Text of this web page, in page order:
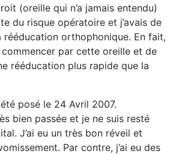
(oreille qui n’a jamais entendu)
du risque opératoire et j’avais de
rééducation orthophonique. En fait,
commencer par cette oreille et de
rééducation plus rapide que la
posé le 24 Avril 2007.
bien passée et je ne suis resté
J’ai eu un très bon réveil et
Par contre, j’ai eu des